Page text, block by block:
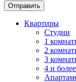
Отправить
Квартиры
Студии
1
2
3
4 и